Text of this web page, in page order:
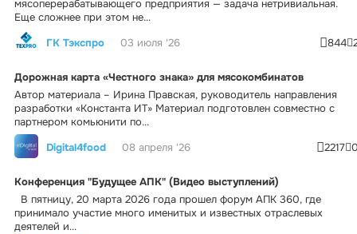
мясоперерабатывающего предприятия — задача нетривиальная.
Еще сложнее при этом не...
ГК Тэкспро
03 июля '26 844
Дорожная карта «Честного знака» для мясокомбинатов
Автор материала – Ирина Правская, руководитель направления
разработки «Константа ИТ» Материал подготовлен совместно с
партнером комьюнити по...
Digital4food
08 апреля '26 2217
Конференция "Будущее АПК" (Видео выступлений)
В пятницу, 20 марта 2026 года прошел форум АПК 360, где
принимало участие много именитых и известных отраслевых
деятелей и...